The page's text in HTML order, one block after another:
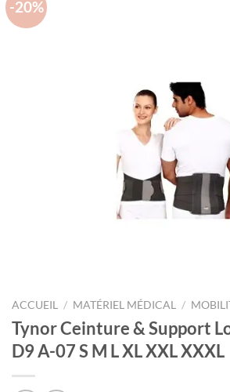
-20%
ACCUEIL / MATÉRIEL MÉDICAL /
Tynor Ceinture & Support
D9 A-07 S M L XL XXL XXXL